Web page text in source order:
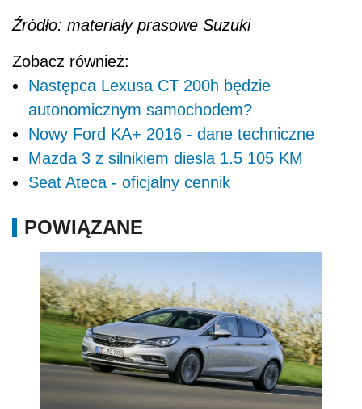
Źródło: materiały prasowe Suzuki
Zobacz również:
Następca Lexusa CT 200h będzie
autonomicznym samochodem?
Nowy Ford KA+ 2016 - dane techniczne
Mazda 3 z silnikiem diesla 1.5 105 KM
Seat Ateca - oficjalny cennik
POWIĄZANE